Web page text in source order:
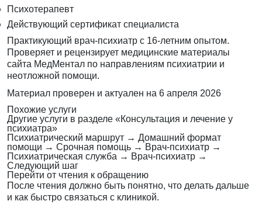
Психотерапевт
Действующий сертификат специалиста
Практикующий врач-психиатр с 16-летним опытом.
Проверяет и рецензирует медицинские материалы
сайта МедМентал по направлениям психиатрии и
неотложной помощи.
Материал проверен и актуален на 6 апреля 2026
Похожие услуги
Другие услуги в разделе «Консультация и лечение у
психиатра»
Психиатрический маршрут → Домашний формат
помощи → Срочная помощь → Врач-психиатр →
Психиатрическая служба → Врач-психиатр →
Следующий шаг
Перейти от чтения к обращению
После чтения должно быть понятно, что делать дальше
и как быстро связаться с клиникой.